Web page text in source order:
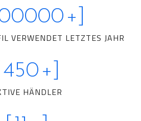
+]
VERWENDET LETZTES JAHR
450 +]
HÄNDLER